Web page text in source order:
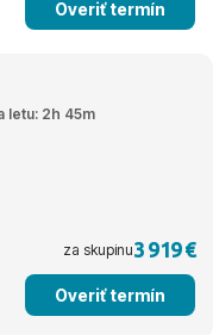
Overiť termín
letu: 2h 45m
za skupinu3 919 €
Overiť termín